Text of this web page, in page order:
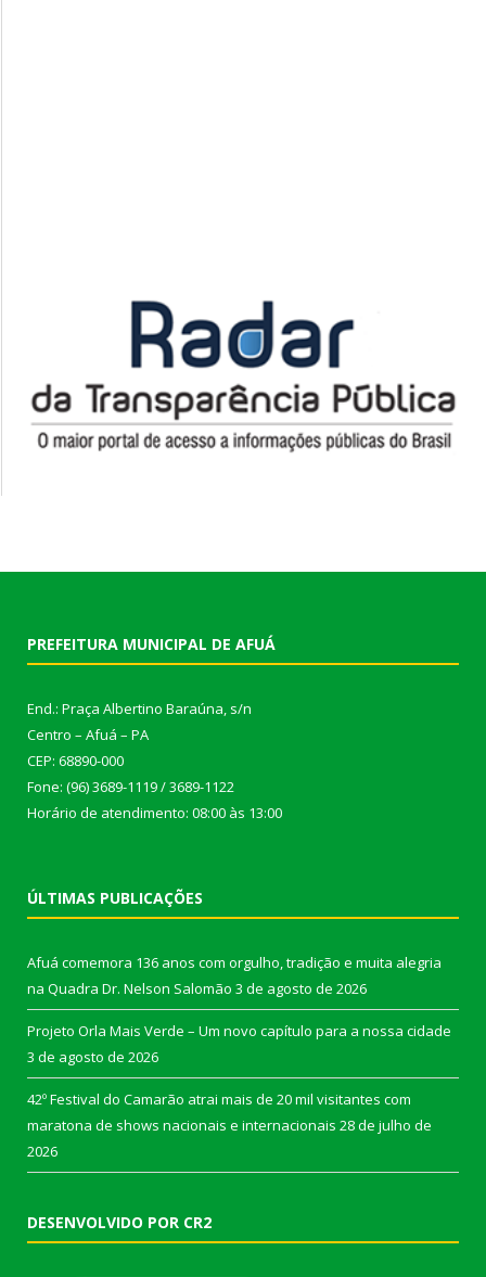
PREFEITURA MUNICIPAL DE AFUÁ
End.: Praça Albertino Baraúna, s/n
Centro – Afuá – PA
CEP: 68890-000
Fone: (96) 3689-1119 / 3689-1122
Horário de atendimento: 08:00 às 13:00
ÚLTIMAS PUBLICAÇÕES
Afuá comemora 136 anos com orgulho, tradição e muita alegria
na Quadra Dr. Nelson Salomão 3 de agosto de 2026
Projeto Orla Mais Verde – Um novo capítulo para a nossa cidade
3 de agosto de 2026
42º Festival do Camarão atrai mais de 20 mil visitantes com
maratona de shows nacionais e internacionais 28 de julho de
2026
DESENVOLVIDO POR CR2